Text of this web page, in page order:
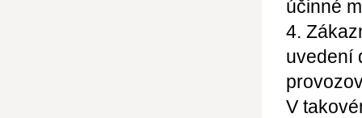
účinné
4.
uvedení
V